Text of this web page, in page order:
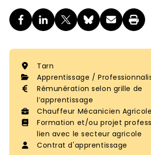
Tarn
Apprentissage /
Rémunération selon grille de
l’apprentissage
Chauffeur Mécanicien Agricole
Formation et/ou projet
lien avec le secteur agricole
Contrat d'apprentissage